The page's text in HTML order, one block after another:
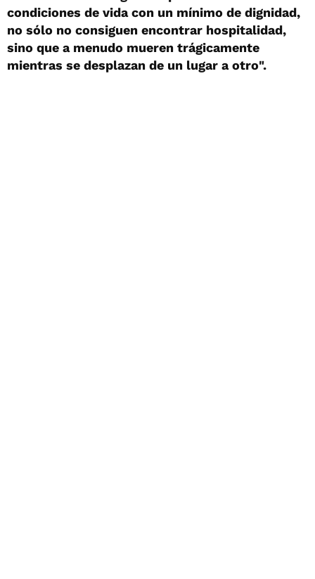
condiciones de vida con un mínimo de dignidad,
no sólo no consiguen encontrar hospitalidad,
sino que a menudo mueren trágicamente
mientras se desplazan de un lugar a otro".